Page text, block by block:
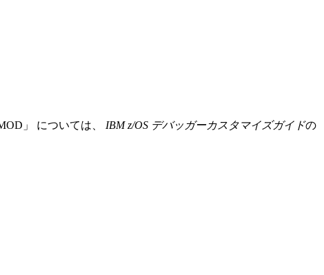
については、 IBM z/OS デバッガーカスタマイズガイドの